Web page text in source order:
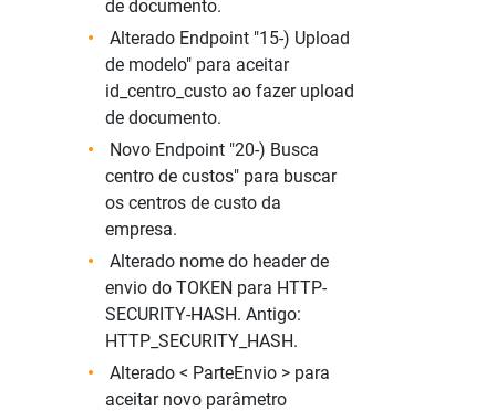
de documento.
Alterado Endpoint "15-) Upload
de modelo" para aceitar
id_centro_custo ao fazer upload
de documento.
Novo Endpoint "20-) Busca
centro de custos" para buscar
os centros de custo da
empresa.
Alterado nome do header de
envio do TOKEN para HTTP-
SECURITY-HASH. Antigo:
HTTP_SECURITY_HASH.
Alterado < ParteEnvio > para
aceitar novo parâmetro